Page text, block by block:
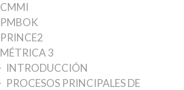
CMMI
PMBOK
PRINCE2
MÉTRICA 3
INTRODUCCIÓN
PROCESOS PRINCIPALES DE